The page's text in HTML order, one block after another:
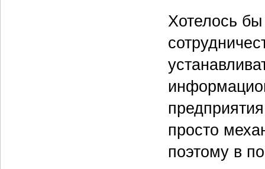
Хотелось бы
просто
поэтому в